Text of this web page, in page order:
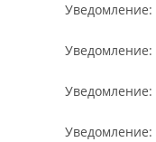
Уведомление:
Уведомление:
Уведомление:
Уведомление: